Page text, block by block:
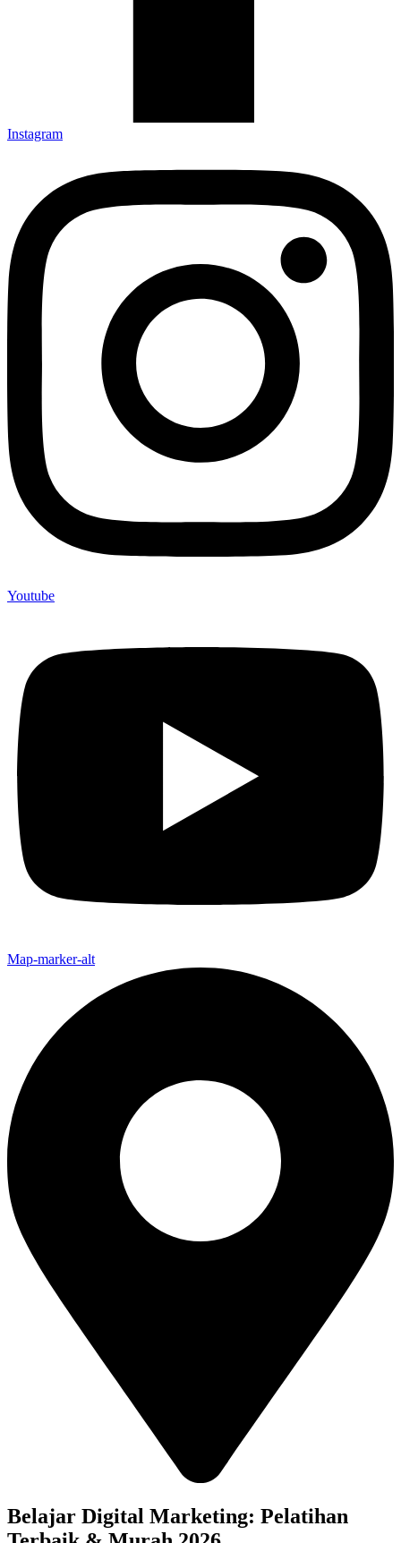
Instagram
Youtube
Map-marker-alt
Belajar Digital Marketing: Pelatihan